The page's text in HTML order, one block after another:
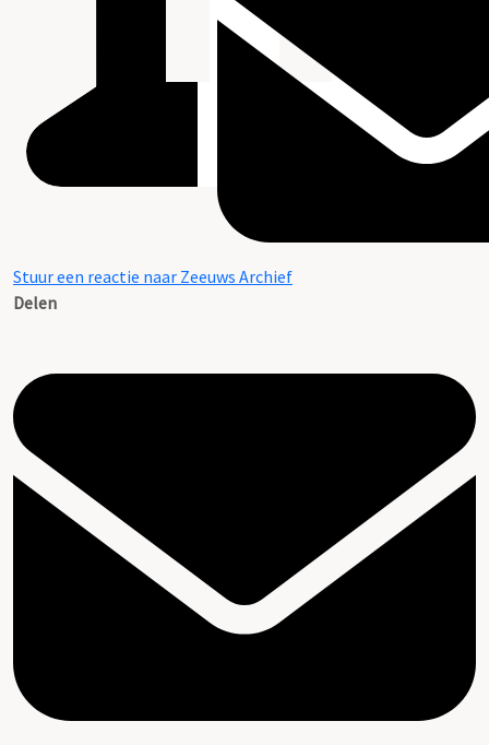
Stuur een reactie naar Zeeuws Archief
Delen